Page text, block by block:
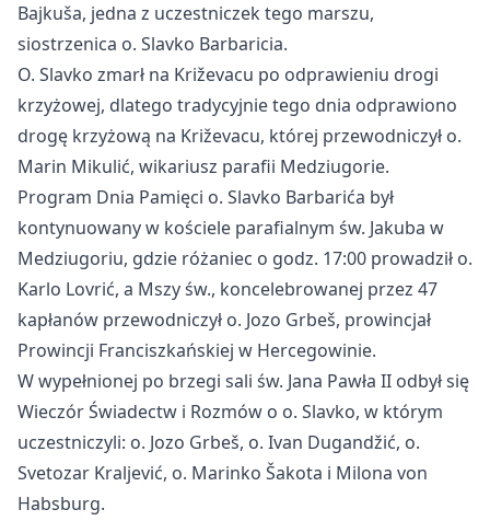
Bajkuša, jedna z uczestniczek tego marszu,
siostrzenica o. Slavko Barbaricia.
O. Slavko zmarł na Križevacu po odprawieniu drogi
krzyżowej, dlatego tradycyjnie tego dnia odprawiono
drogę krzyżową na Križevacu, której przewodniczył o.
Marin Mikulić, wikariusz parafii Medziugorie.
Program Dnia Pamięci o. Slavko Barbarića był
kontynuowany w kościele parafialnym św. Jakuba w
Medziugoriu, gdzie różaniec o godz. 17:00 prowadził o.
Karlo Lovrić, a Mszy św., koncelebrowanej przez 47
kapłanów przewodniczył o. Jozo Grbeš, prowincjał
Prowincji Franciszkańskiej w Hercegowinie.
W wypełnionej po brzegi sali św. Jana Pawła II odbył się
WieczórŚwiadectw i Rozmów o o. Slavko, w którym
uczestniczyli: o. Jozo Grbeš, o. Ivan Dugandžić, o.
Svetozar Kraljević, o. Marinko Šakota i Milona von
Habsburg.